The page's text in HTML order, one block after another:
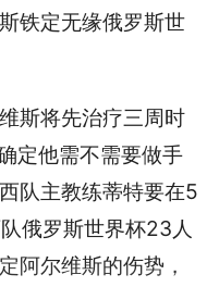
铁定无缘俄罗斯世
斯将先治疗三周时
定他需不需要做手
队主教练蒂特要在5
俄罗斯世界杯23人
阿尔维斯的伤势，